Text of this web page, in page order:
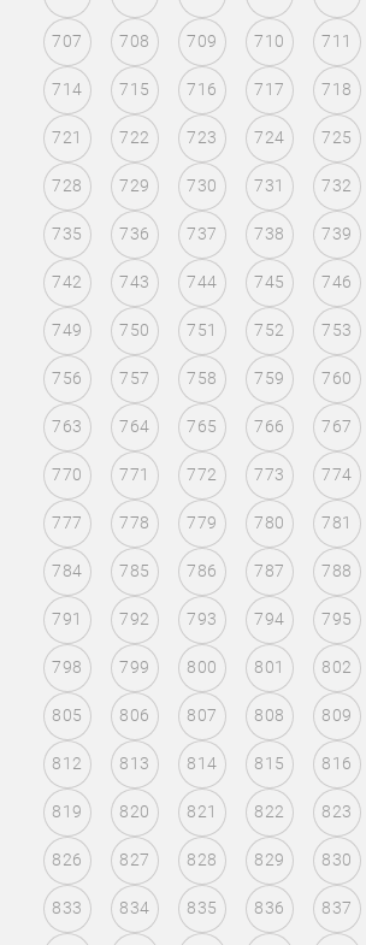
707 708 709 710 711
714 715 716 717 718
721 722 723 724 725
728 729 730 731 732
735 736 737 738 739
742 743 744 745 746
749 750 751 752 753
756 757 758 759 760
763 764 765 766 767
770 771 772 773 774
777 778 779 780 781
784 785 786 787 788
791 792 793 794 795
798 799 800 801 802
805 806 807 808 809
812 813 814 815 816
819 820 821 822 823
826 827 828 829 830
833 834 835 836 837